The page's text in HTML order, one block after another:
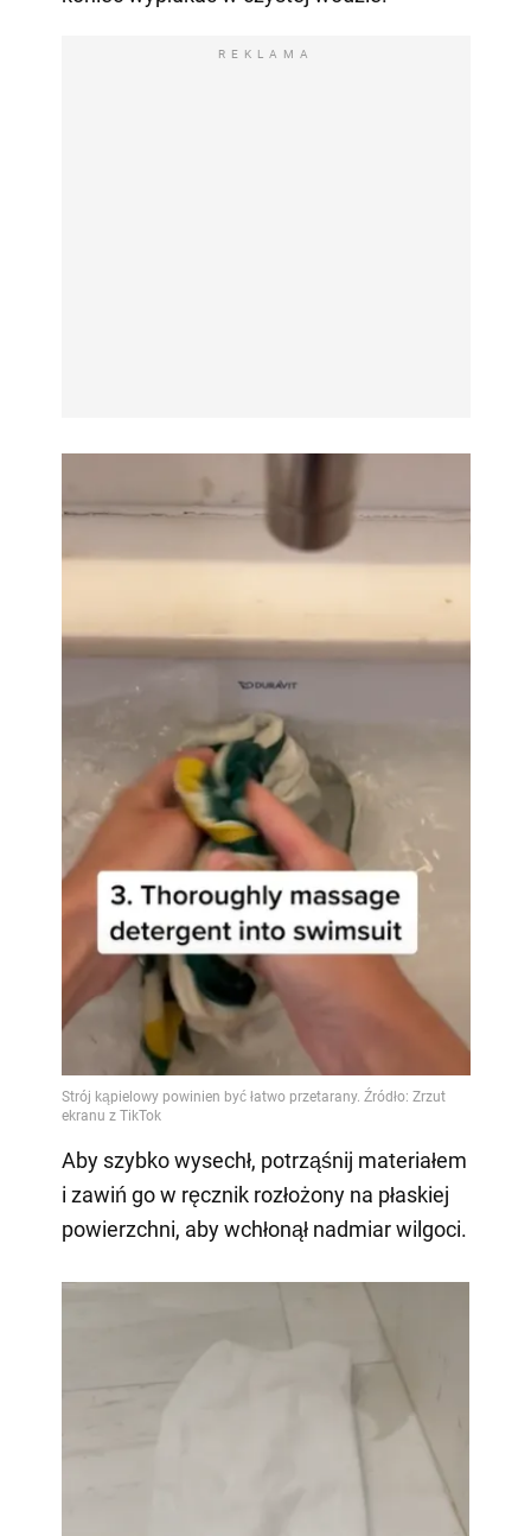
REKLAMA
Aby szybko wysechł, potrząśnij materiałem
i zawiń go w ręcznik rozłożony na płaskiej
powierzchni, aby wchłonął nadmiar wilgoci.